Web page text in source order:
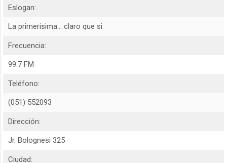
Eslogan:
La primerisima... claro que si
Frecuencia:
99.7 FM
Teléfono:
(051) 552093
Dirección:
Jr. Bolognesi 325
Ciudad: